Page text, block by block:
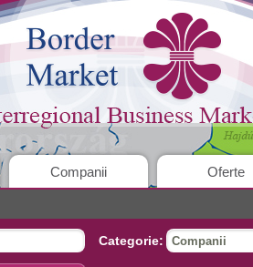
Companii Oferte
Categorie: Companii